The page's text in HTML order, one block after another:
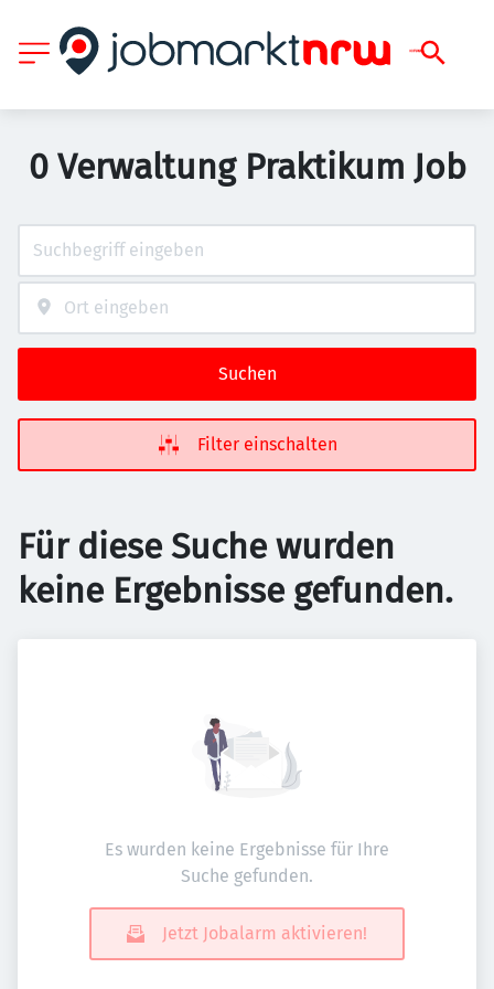
0 Verwaltung Praktikum Job
Suchen
Filter einschalten
Für diese Suche wurden
keine Ergebnisse gefunden.
Es wurden keine Ergebnisse für Ihre
Suche gefunden.
Jetzt Jobalarm aktivieren!